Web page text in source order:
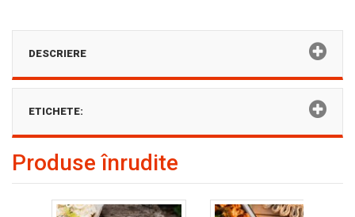
DESCRIERE
ETICHETE:
Produse înrudite